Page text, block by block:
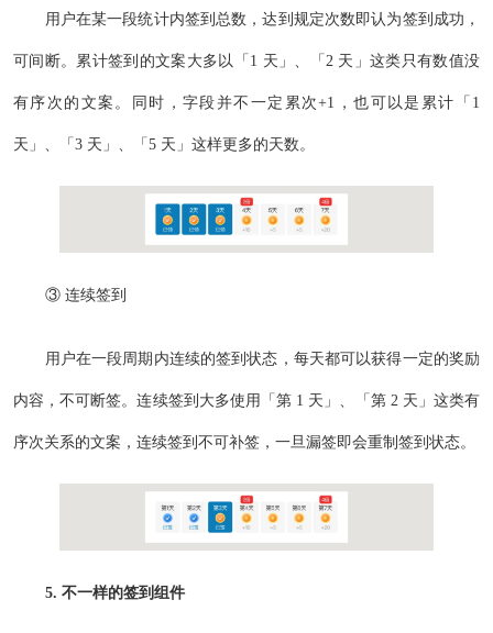
用户在某一段统计内签到总数，达到规定次数即认为签到成功，
可间断。累计签到的文案大多以「1 天」、「2 天」这类只有数值没
有序次的文案。同时，字段并不一定累次+1，也可以是累计「1
天」、「3 天」、「5 天」这样更多的天数。
③ 连续签到
用户在一段周期内连续的签到状态，每天都可以获得一定的奖励
内容，不可断签。连续签到大多使用「第 1 天」、「第 2 天」这类有
序次关系的文案，连续签到不可补签，一旦漏签即会重制签到状态。
5. 不一样的签到组件